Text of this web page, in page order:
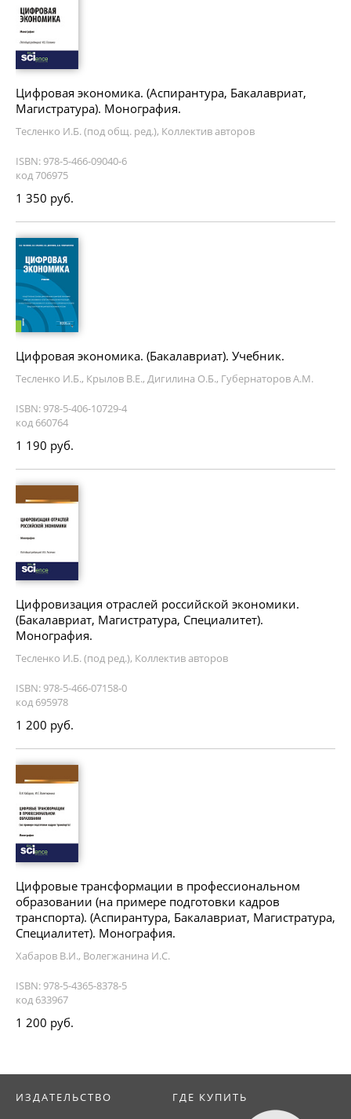
Цифровая экономика. (Аспирантура, Бакалавриат,
Магистратура). Монография.
Тесленко И.Б. (под общ. ред.), Коллектив авторов
ISBN: 978-5-466-09040-6
код 706975
1 350 руб.
Цифровая экономика. (Бакалавриат). Учебник.
Тесленко И.Б., Крылов В.Е., Дигилина О.Б., Губернаторов А.М.
ISBN: 978-5-406-10729-4
код 660764
1 190 руб.
Цифровизация отраслей российской экономики.
(Бакалавриат, Магистратура, Специалитет).
Монография.
Тесленко И.Б. (под ред.), Коллектив авторов
ISBN: 978-5-466-07158-0
код 695978
1 200 руб.
Цифровые трансформации в профессиональном
образовании (на примере подготовки кадров
транспорта). (Аспирантура, Бакалавриат, Магистратура,
Специалитет). Монография.
Хабаров В.И., Волегжанина И.С.
ISBN: 978-5-4365-8378-5
код 633967
1 200 руб.
ИЗДАТЕЛЬСТВО ГДЕ КУПИТЬ